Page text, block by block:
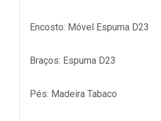
Encosto: Móvel Espuma D23
Braços: Espuma D23
Pés: Madeira Tabaco